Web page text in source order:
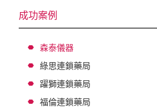
成功案例
森泰儀器
綠思連鎖藥局
躍獅連鎖藥局
福倫連鎖藥局